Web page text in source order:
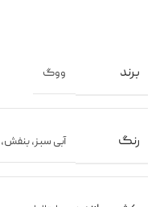
برند ووگ
رنگ آبی سبز,بنفش,